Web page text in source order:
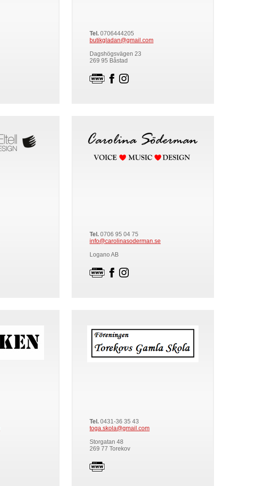
Tel. 0706444205
butikgladan@gmail.com
Dagshögsvägen 23
269 95 Båstad
Tel. 0706 95 04 75
info@carolinasoderman.se
Logano AB
Tel. 0431-36 35 43
toga.skola@gmail.com
Storgatan 48
269 77 Torekov